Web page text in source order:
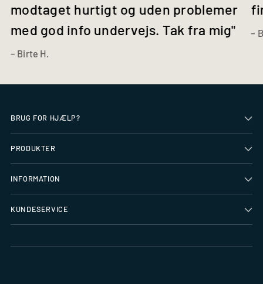
modtaget hurtigt og uden problemer
med god info undervejs. Tak fra mig"
– Birte H.
–
BRUG FOR HJÆLP?
PRODUKTER
INFORMATION
KUNDESERVICE